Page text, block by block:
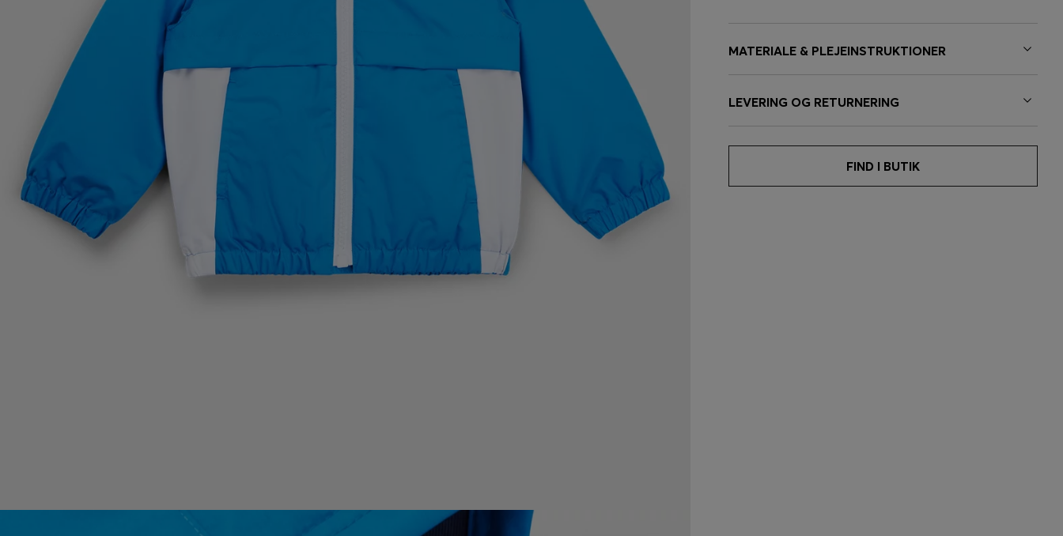
MATERIALE & PLEJEINSTRUKTIONER
LEVERING OG RETURNERING
FIND I BUTIK